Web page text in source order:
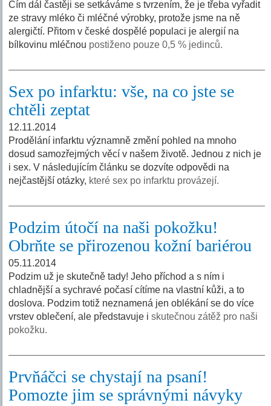
Čím dál častěji se setkáváme s tvrzením, že je třeba vyřadit
ze stravy mléko či mléčné výrobky, protože jsme na ně
alergičtí. Přitom v české dospělé populaci je alergií na
bílkovinu mléčnou postiženo pouze 0,5 % jedinců.
Sex po infarktu: vše, na co jste se
chtěli zeptat
12.11.2014
Prodělání infarktu významně změní pohled na mnoho
dosud samozřejmých věcí v našem životě. Jednou z nich je
i sex. V následujícím článku se dozvíte odpovědi na
nejčastější otázky, které sex po infarktu provázejí.
Podzim útočí na naši pokožku!
Obrňte se přirozenou kožní bariérou
05.11.2014
Podzim už je skutečně tady! Jeho příchod a s ním i
chladnější a sychravé počasí cítíme na vlastní kůži, a to
doslova. Podzim totiž neznamená jen oblékání se do více
vrstev oblečení, ale představuje iskutečnou zátěž pro naši
pokožku.
Prvňáčci se chystají na psaní!
Pomozte jim se správnými návyky